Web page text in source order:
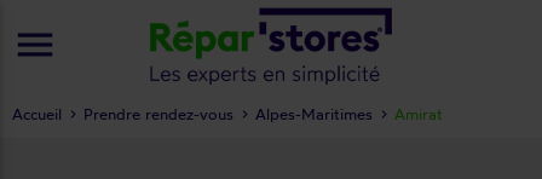
Accueil Prendre rendez-vous Alpes-Maritimes Amirat
menu